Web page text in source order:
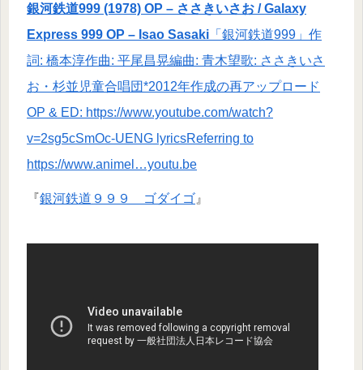
銀河鉄道999 (1978) OP – ささきいさお / Galaxy
Express 999 OP – Isao Sasaki 「銀河鉄道999」作
詞: 橋本淳作曲: 平尾昌晃編曲: 青木望歌: ささきいさ
お・杉並児童合唱団*2012年作成の再アップロード
OP & ED: https://www.youtube.com/watch?
v=2sg5cSmOc-UENG lyricsReferring to
https://www.animel…youtu.be
『銀河鉄道９９９ ゴダイゴ 』